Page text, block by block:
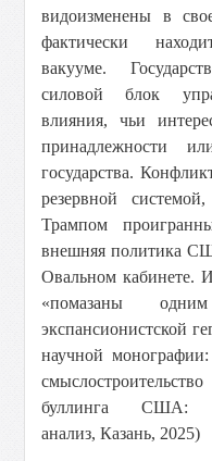
видоизменены в
фактически
вакууме.
силовой блок
влияния, чьи
принадлежности
государства.
резервной
Трампом
внешняя политика
Овальном кабинете.
«помазаны
экспансионистской
научной
буллинга США:
анализ, Казань, 2025)